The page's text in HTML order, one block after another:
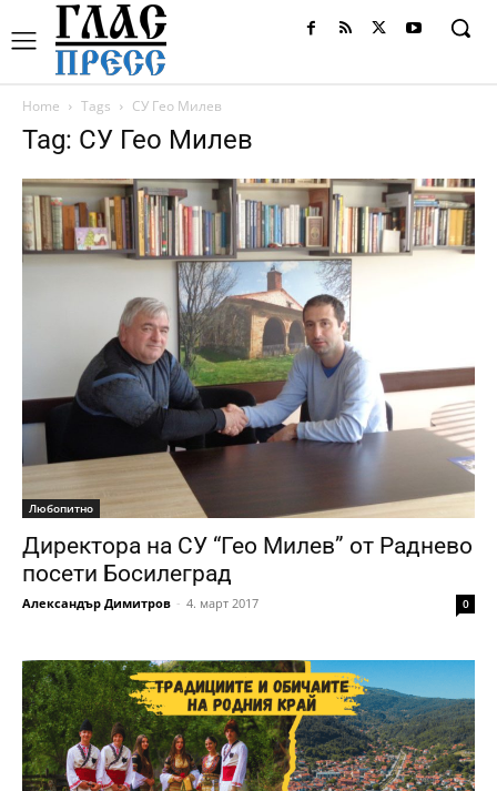
Home Tags СУ Гео Милев
Tag: СУ Гео Милев
Любопитно
Директора на СУ “Гео Милев” от Раднево
посети Босилеград
Александър Димитров - 4. март 2017 0